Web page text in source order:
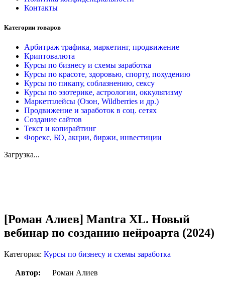
Контакты
Категории товаров
Арбитраж трафика, маркетинг, продвижение
Криптовалюта
Курсы по бизнесу и схемы заработка
Курсы по красоте, здоровью, спорту, похудению
Курсы по пикапу, соблазнению, сексу
Курсы по эзотерике, астрологии, оккультизму
Маркетплейсы (Озон, Wildberries и др.)
Продвижение и заработок в соц. сетях
Создание сайтов
Текст и копирайтинг
Форекс, БО, акции, биржи, инвестиции
Загрузка...
[Роман Алиев] Mantra XL. Новый
вебинар по созданию нейроарта (2024)
Категория: Курсы по бизнесу и схемы заработка
Автор: Роман Алиев